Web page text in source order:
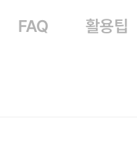
FAQ 활용팁